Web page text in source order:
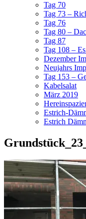
Tag 70
Tag 73 –
Tag 76
Tag 80 –
Tag 87
Tag 108 –
Dezember
Neujahrs
Tag 153 –
Kabelsalat
März 2019
Estrich-
Estrich